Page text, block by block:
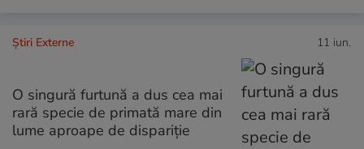
Știri Externe 11 iun.
O singură furtună a dus cea mai
rară specie de primată mare din
lume aproape de dispariție